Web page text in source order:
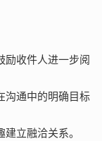
励收件人进一步阅
沟通中的明确目标
立融洽关系。